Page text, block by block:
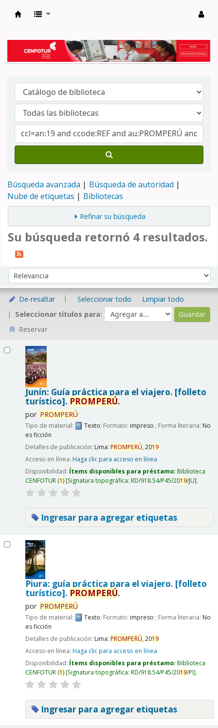
Búsqueda avanzada
Búsqueda de autoridad
Nube de etiquetas
Bibliotecas
Refinar su búsqueda
Su búsqueda retornó 4 resultados.
Ordenar por:
De-resaltar Seleccionar todo
Limpiar todo
Seleccionar títulos para:
Reservar
Junín: Guía práctica para el viajero. [folleto
turístico]. PROMPERÚ.
por PROMPERÚ
Tipo de material: Texto; Formato: impreso ; Forma literaria: No
es ficción
Detalles de publicación: Lima: PROMPERÚ,2019
Acceso en línea: Haga clic para acceso en línea
Disponibilidad: Ítems disponibles para préstamo: Biblioteca
CENFOTUR(1) Signatura topográfica: RD/918.54/P45/2019/JU .
Ingresar para agregar etiquetas
Piura: guía práctica para el viajero. [folleto
turístico]. PROMPERÚ.
por PROMPERÚ
Tipo de material: Texto; Formato: impreso ; Forma literaria: No
es ficción
Detalles de publicación: Lima: PROMPERÚ,2019
Acceso en línea: Haga clic para acceso en línea
Disponibilidad: Ítems disponibles para préstamo: Biblioteca
CENFOTUR(1) Signatura topográfica: RD/918.54/P45/2019/PI .
Ingresar para agregar etiquetas